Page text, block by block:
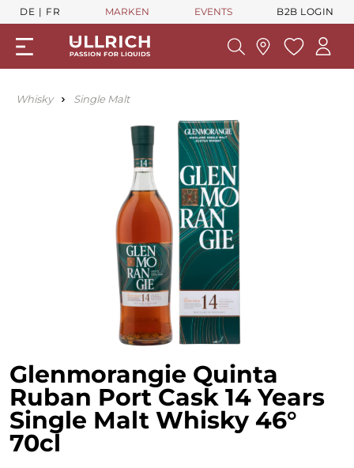
DE FR MARKEN EVENTS B2B LOGIN
Whisky Single Malt
Glenmorangie Quinta
Ruban Port Cask 14 Years
Single Malt Whisky 46°
70cl